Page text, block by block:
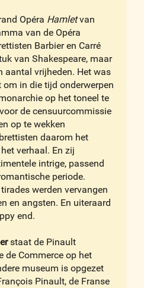
Opéra Hamletvan
van de Opéra
Barbier en Carré
van Shakespeare, maar
aantal vrijheden. Het was
in die tijd onderwerpen
op het toneel te
de censuurcommissie
op te wekken
daarom het
verhaal. En zij
intrige, passend
periode.
werden vervangen
en angsten. En uiteraard
end.
staat de Pinault
de Commerce op het
museum is opgezet
Pinault, de Franse